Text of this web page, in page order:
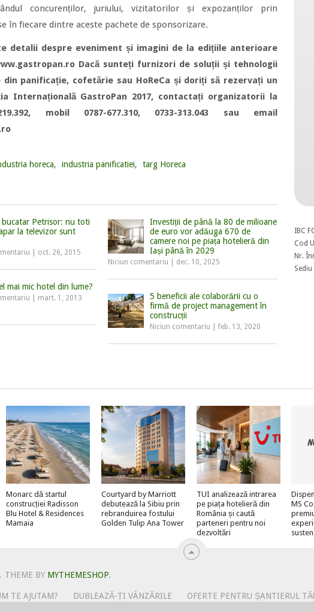
concurenților, juriului, vizitatorilor și expozanților prin
în fiecare dintre aceste pachete de sponsorizare.
detalii despre eveniment și imagini de la edițiile anterioare
Dacă sunteți furnizori de soluții și tehnologii
panificație, cofetărie sau HoReCa și doriți să rezervați un
Internațională GastroPan 2017, contactați organizatorii la
mobil 0787-677.310, 0733-313.043 sau email
horeca, industria panificatiei, targ Horeca
bucatar Petrisor: nu toti
la televizor sunt
oct. 26, 2015
Investiții de până la 80 de milioane
de euro vor adăuga 670 de
camere noi pe piața hotelieră din
Iași până în 2029
Niciun comentariu dec. 10, 2025
mai mic hotel din lume?
mart. 1, 2013
5 beneficii ale colaborării cu o
firmă de project management în
construcții
Niciun comentariu feb. 13, 2020
IBC
Cod
Nr.
Monarc dă startul
construcției Radisson
Blu Hotel & Residences
Mamaia
Courtyard by Marriott
debutează la Sibiu prin
rebranduirea fostului
Golden Tulip Ana Tower
TUI analizează intrarea
pe piața hotelieră din
România și caută
parteneri pentru noi
dezvoltări
MS
THEME BY MYTHEMESHOP.
TE AJUTAM? DUBLEAZĂ-ȚI VÂNZĂRILE
OFERTE PENTRU ȘANTIERUL